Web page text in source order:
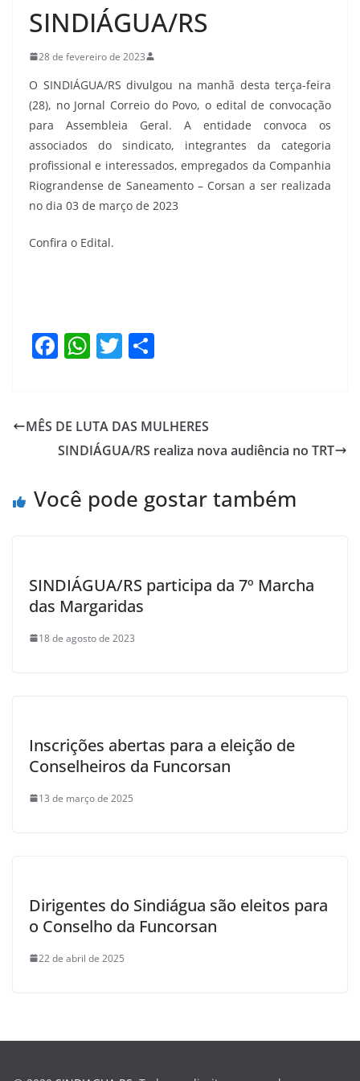
SINDIÁGUA/RS
28 de fevereiro de 2023
O SINDIÁGUA/RS divulgou na manhã desta terça-feira
(28), no Jornal Correio do Povo, o edital de convocação
para Assembleia Geral. A entidade convoca os
associados do sindicato, integrantes da categoria
profissional e interessados, empregados da Companhia
Riograndense de Saneamento – Corsan a ser realizada
no dia 03 de março de 2023
Confira o Edital.
F
e
b
o
W
s
A
p
T
er e
MÊS DE LUTA DAS MULHERES
SINDIÁGUA/RS realiza nova audiência no TRT
Você pode gostar também
SINDIÁGUA/RS participa da 7º Marcha
das Margaridas
18 de agosto de 2023
Inscrições abertas para a eleição de
Conselheiros da Funcorsan
13 de março de 2025
Dirigentes do Sindiágua são eleitos para
o Conselho da Funcorsan
22 de abril de 2025